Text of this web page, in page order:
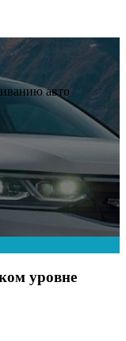
авто
уровне